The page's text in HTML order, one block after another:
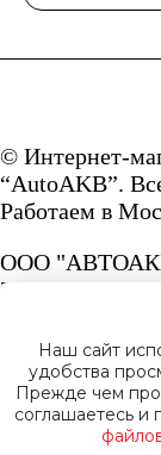
© Интернет-
“AutoAKB”.
Работаем в
ООО
780201001
Сайт под
Privacy Policy
Наш сайт
удобства
Прежде чем
соглашаетесь и